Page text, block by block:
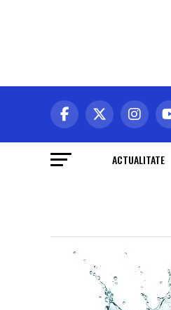
ACTUALITATE